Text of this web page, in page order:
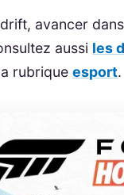
avancer
aussi les
rubriqueesport.